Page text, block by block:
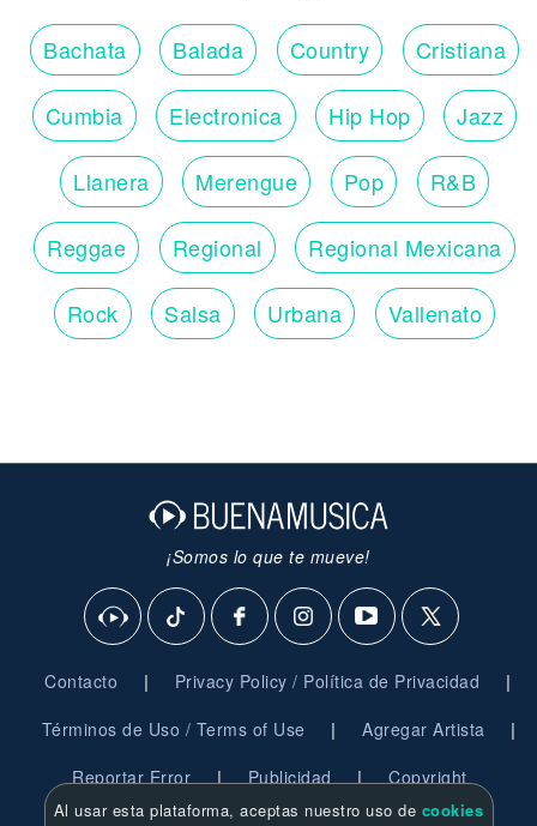
Bachata Balada Country Cristiana
Cumbia Electronica Hip Hop Jazz
Llanera Merengue Pop R&B
Reggae Regional Regional Mexicana
Rock Salsa Urbana Vallenato
¡Somos lo que te mueve!
Contacto | Privacy Policy / Política de Privacidad |
Términos de Uso / Terms of Use | Agregar Artista |
Reportar Error | Publicidad | Copyright
Al usar esta plataforma, aceptas nuestro uso de cookies